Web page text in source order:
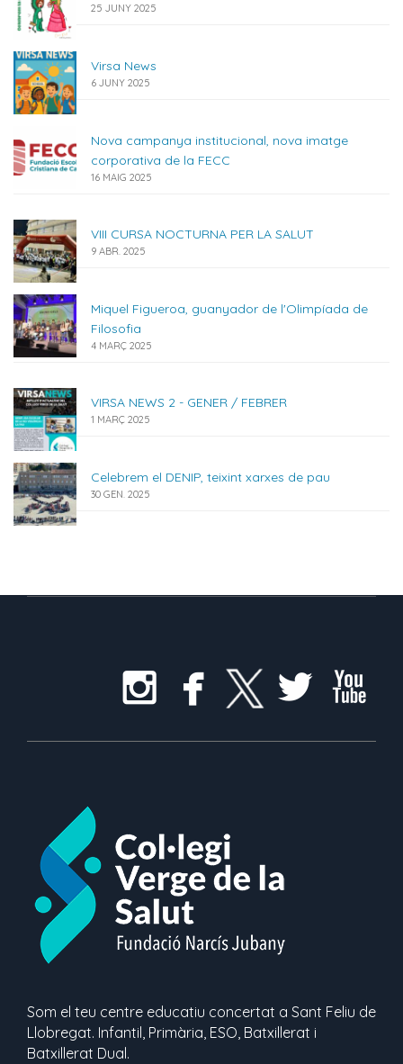
25 JUNY 2025
Virsa News
6 JUNY 2025
Nova campanya institucional, nova imatge
corporativa de la FECC
16 MAIG 2025
VIII CURSA NOCTURNA PER LA SALUT
9 ABR. 2025
Miquel Figueroa, guanyador de l'Olimpíada de
Filosofia
4 MARÇ 2025
VIRSA NEWS 2 - GENER / FEBRER
1 MARÇ 2025
Celebrem el DENIP, teixint xarxes de pau
30 GEN. 2025
Som el teu centre educatiu concertat a Sant Feliu de
Llobregat. Infantil, Primària, ESO, Batxillerat i
Batxillerat Dual.